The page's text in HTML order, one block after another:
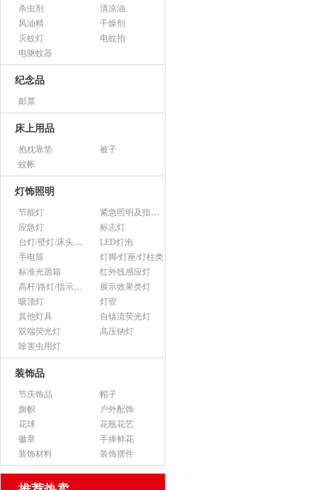
杀虫剂
清凉油
风油精
干燥剂
灭蚊灯
电蚊拍
电驱蚊器
纪念品
邮票
床上用品
抱枕靠垫
被子
蚊帐
灯饰照明
节能灯
紧急照明及指示灯
应急灯
标志灯
台灯/壁灯/床头灯/落地灯
LED灯泡
手电筒
灯脚/灯座/灯柱类
标准光源箱
红外线感应灯
高杆/路灯/指示灯类
展示效果类灯
吸顶灯
灯管
其他灯具
自镇流荧光灯
双端荧光灯
高压钠灯
除害虫用灯
装饰品
节庆饰品
帽子
旗帜
户外配饰
花球
花瓶花艺
徽章
手捧鲜花
装饰材料
装饰摆件